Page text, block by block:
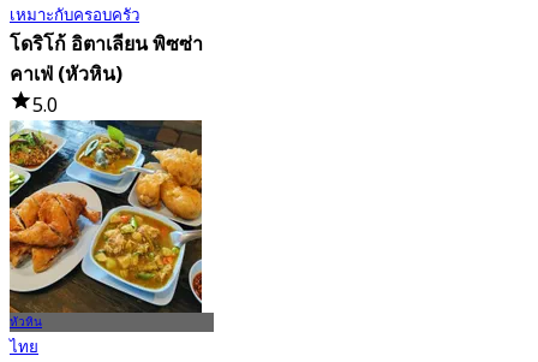
เหมาะกับครอบครัว
โดริโก้ อิตาเลียน พิซซ่า
คาเฟ่ (หัวหิน)
5.0
58 การจอง
จาก฿ 562
หัวหิน
ไทย